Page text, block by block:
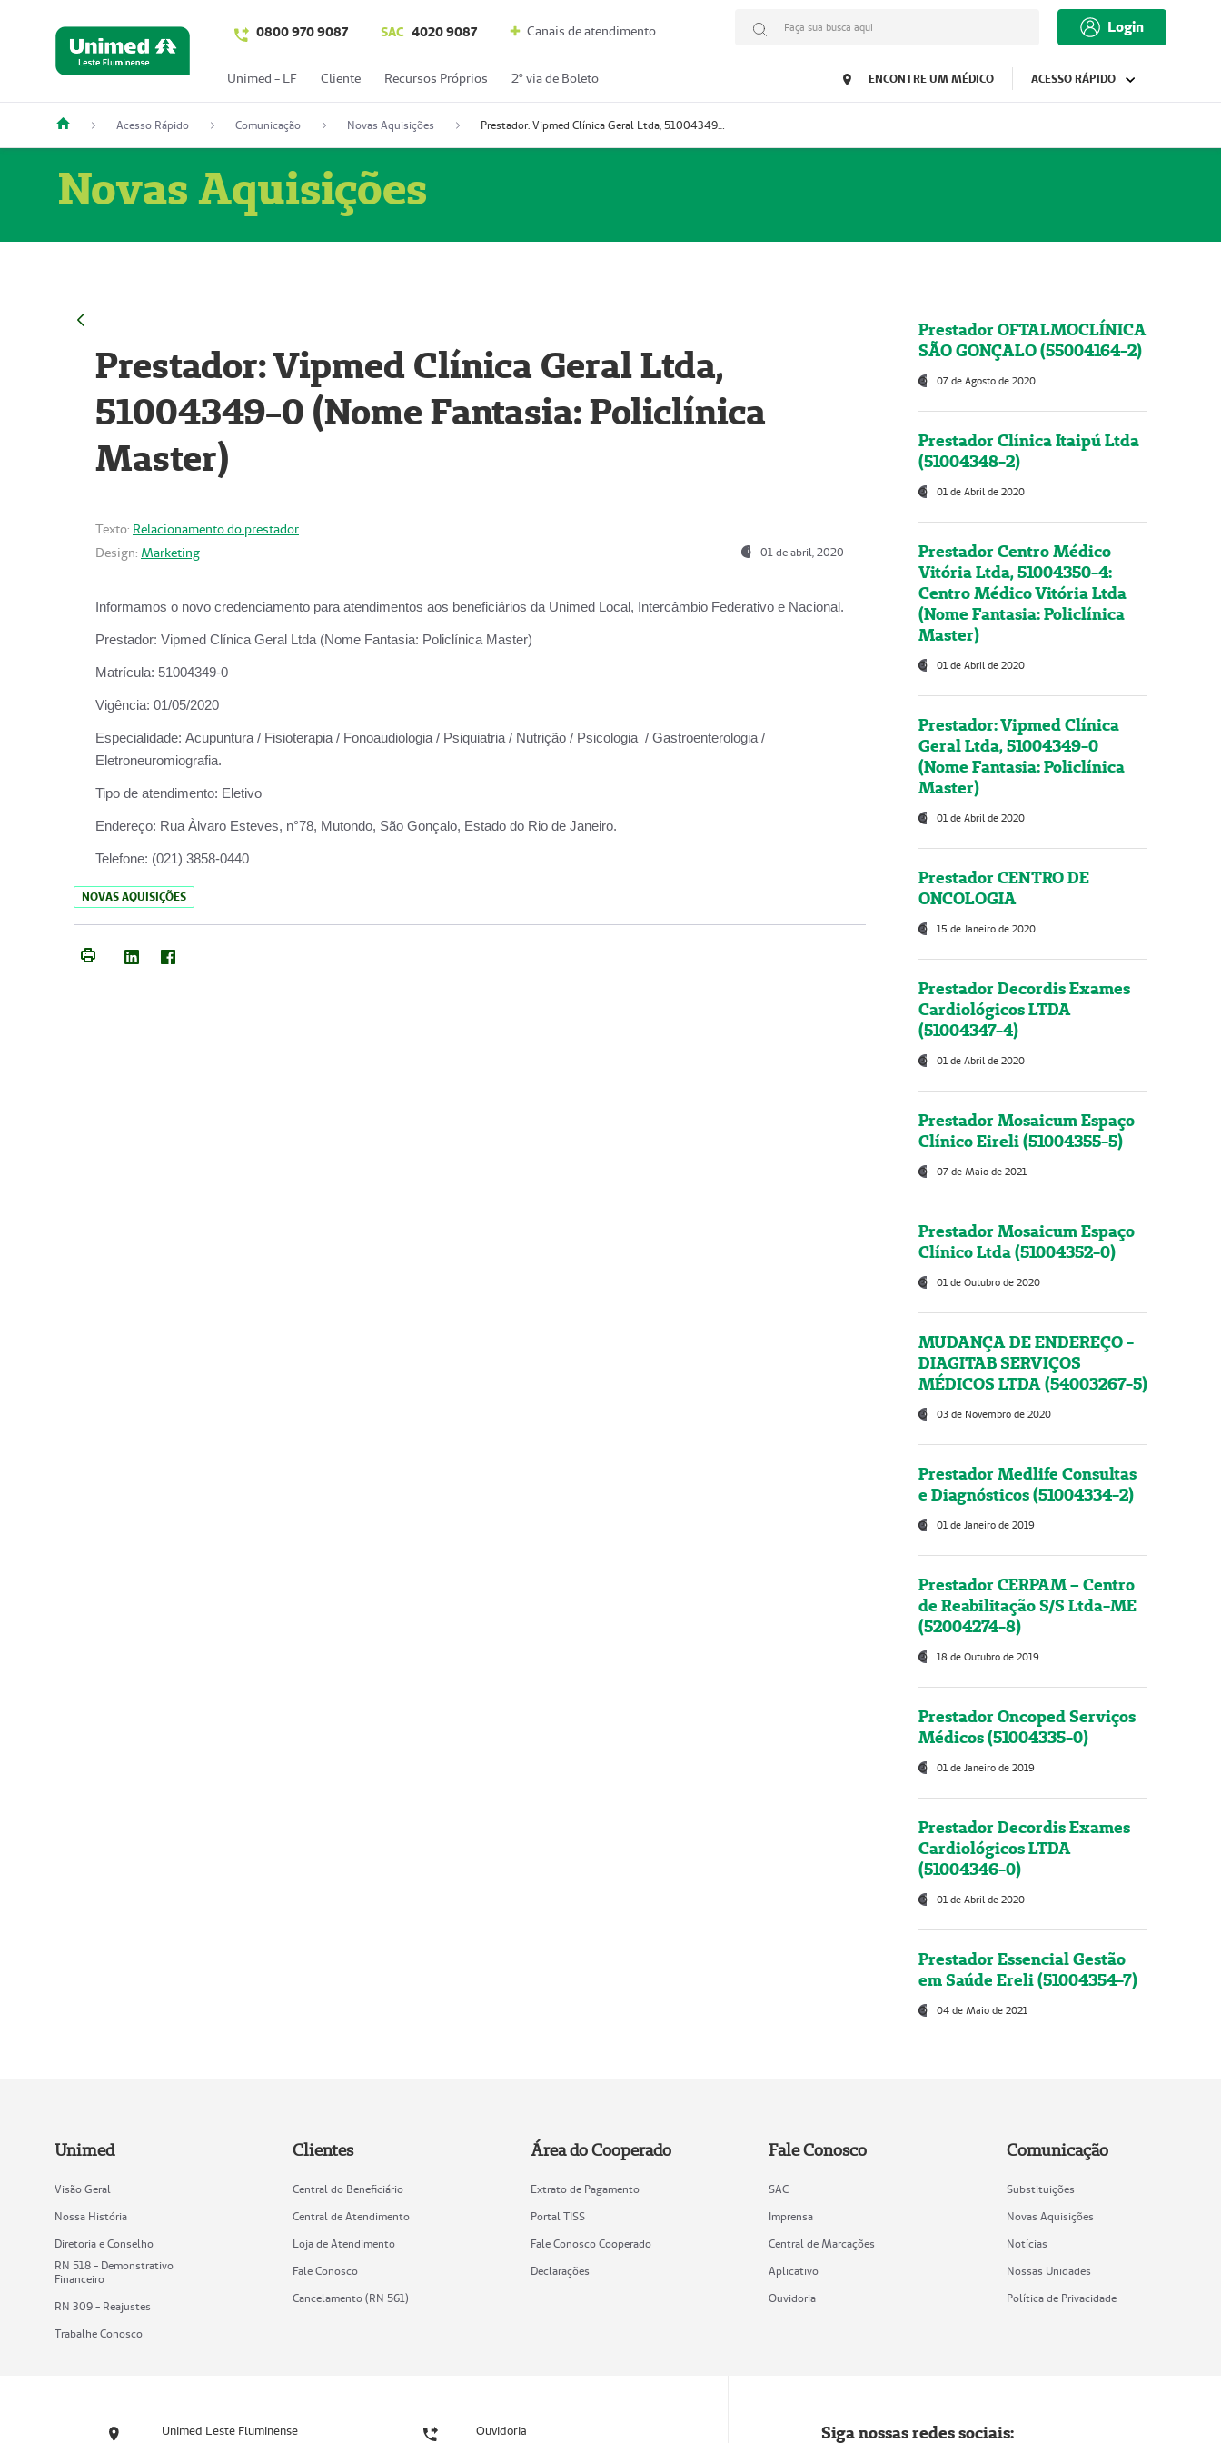
0800 970 9087 SAC 4020 9087 Canais de atendimento Faça sua busca aqui Login
Unimed - LF Cliente Recursos Próprios 2º via de Boleto ENCONTRE UM MÉDICO ACESSO RÁPIDO
Acesso Rápido Comunicação Novas Aquisições Prestador: Vipmed Clínica Geral Ltda, 51004349-0 (Nome Fantasia: Policlínica Master)
Novas Aquisições
Prestador: Vipmed Clínica Geral Ltda,
51004349-0 (Nome Fantasia: Policlínica
Master)
Texto: Relacionamento do prestador
Design: Marketing 01 de abril, 2020
Informamos o novo credenciamento para atendimentos aos beneficiários da Unimed Local, Intercâmbio Federativo e Nacional.
Prestador: Vipmed Clínica Geral Ltda (Nome Fantasia: Policlínica Master)
Matrícula: 51004349-0
Vigência: 01/05/2020
Especialidade: Acupuntura / Fisioterapia / Fonoaudiologia / Psiquiatria / Nutrição / Psicologia / Gastroenterologia /
Eletroneuromiografia.
Tipo de atendimento: Eletivo
Endereço: Rua Àlvaro Esteves, n°78, Mutondo, São Gonçalo, Estado do Rio de Janeiro.
Telefone: (021) 3858-0440
NOVAS AQUISIÇÕES
Prestador OFTALMOCLÍNICA
SÃO GONÇALO (55004164-2)
07 de Agosto de 2020
Prestador Clínica Itaipú Ltda
(51004348-2)
01 de Abril de 2020
Prestador Centro Médico
Vitória Ltda, 51004350-4:
Centro Médico Vitória Ltda
(Nome Fantasia: Policlínica
Master)
01 de Abril de 2020
Prestador: Vipmed Clínica
Geral Ltda, 51004349-0
(Nome Fantasia: Policlínica
Master)
01 de Abril de 2020
Prestador CENTRO DE
ONCOLOGIA
15 de Janeiro de 2020
Prestador Decordis Exames
Cardiológicos LTDA
(51004347-4)
01 de Abril de 2020
Prestador Mosaicum Espaço
Clínico Eireli (51004355-5)
07 de Maio de 2021
Prestador Mosaicum Espaço
Clínico Ltda (51004352-0)
01 de Outubro de 2020
MUDANÇA DE ENDEREÇO -
DIAGITAB SERVIÇOS
MÉDICOS LTDA (54003267-5)
03 de Novembro de 2020
Prestador Medlife Consultas
e Diagnósticos (51004334-2)
01 de Janeiro de 2019
Prestador CERPAM – Centro
de Reabilitação S/S Ltda-ME
(52004274-8)
18 de Outubro de 2019
Prestador Oncoped Serviços
Médicos (51004335-0)
01 de Janeiro de 2019
Prestador Decordis Exames
Cardiológicos LTDA
(51004346-0)
01 de Abril de 2020
Prestador Essencial Gestão
em Saúde Ereli (51004354-7)
04 de Maio de 2021
Unimed
Visão Geral
Nossa História
Diretoria e Conselho
RN 518 - Demonstrativo
Financeiro
RN 309 - Reajustes
Trabalhe Conosco
Clientes
Central do Beneficiário
Central de Atendimento
Loja de Atendimento
Fale Conosco
Cancelamento (RN 561)
Área do Cooperado
Extrato de Pagamento
Portal TISS
Fale Conosco Cooperado
Declarações
Fale Conosco
SAC
Imprensa
Central de Marcações
Aplicativo
Ouvidoria
Comunicação
Substituições
Novas Aquisições
Notícias
Nossas Unidades
Política de Privacidade
Unimed Leste Fluminense Ouvidoria Siga nossas redes sociais: